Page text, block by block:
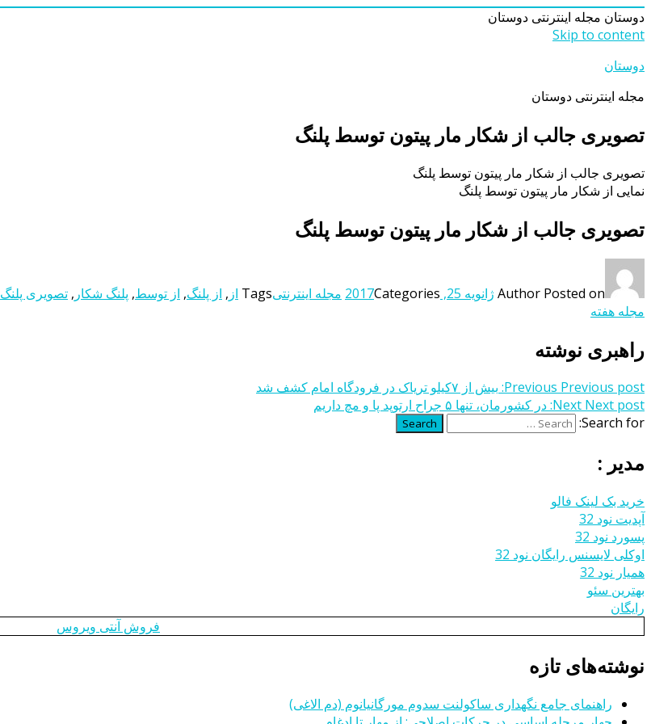
دوستان مجله اینترنتی دوستان
Skip to content
دوستان
مجله اینترنتی دوستان
تصویری جالب از شکار مار پیتون توسط پلنگ
تصویری جالب از شکار مار پیتون توسط پلنگ
نمایی از شکار مار پیتون توسط پلنگ
تصویری جالب از شکار مار پیتون توسط پلنگ
Author Posted on ژانویه 25, 2017 Categories مجله اینترنتیTags از , از پلنگ, از توسط, پلنگ شکار , تصویری پلنگ
مجله هفته
راهبری نوشته
Previous Previous post:
بیش از ۷کیلو تریاک در فرودگاه امام کشف شد
Next Next post:
در کشورمان، تنها ۵ جراح ارتوپد پا و مچ داریم
Search for:
Search
مدیر :
خرید بک لینک فالو
آپدیت نود 32
پسورد نود 32
اوکلی لایسنس رایگان نود 32
همیار نود 32
بهترین سئو
رایگان
فروش آنتی ویروس
نوشته‌های تازه
راهنمای جامع نگهداری ساکولنت سدوم مورگانیانوم (دم الاغی)